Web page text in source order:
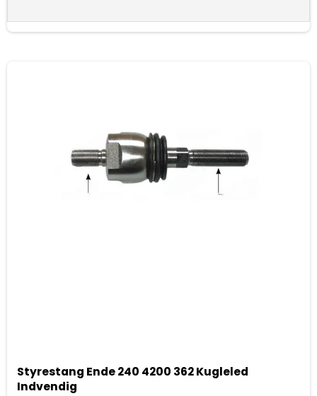
Styrestang Ende 240 4200 362 Kugleled
Indvendig